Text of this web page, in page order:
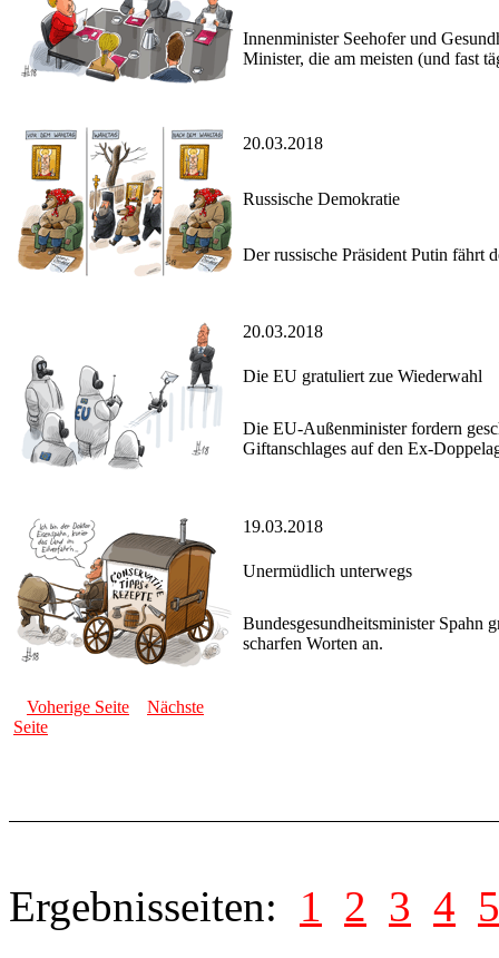
Innenminister Seehofer und
Minister, die am meisten (und fast
20.03.2018
Russische Demokratie
Der russische Präsident Putin fährt
20.03.2018
Die EU gratuliert zue Wiederwahl
Die EU-Außenminister fordern
Giftanschlages auf den Ex-
19.03.2018
Unermüdlich unterwegs
Bundesgesundheitsminister Spahn
scharfen Worten an.
Voherige Seite
Nächste
Seite
Ergebnisseiten: 1 2 3 4 5